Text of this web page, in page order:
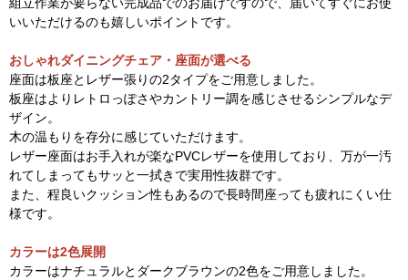
いいただけるのも嬉しいポイントです。
おしゃれダイニングチェア・座面が選べる
座面は板座とレザー張りの2タイプをご用意しました。
板座はよりレトロっぽさやカントリー調を感じさせるシンプルなデ
ザイン。
木の温もりを存分に感じていただけます。
レザー座面はお手入れが楽なPVCレザーを使用しており、万が一汚
れてしまってもサッと一拭きで実用性抜群です。
また、程良いクッション性もあるので長時間座っても疲れにくい仕
様です。
カラーは2色展開
カラーはナチュラルとダークブラウンの2色をご用意しました。